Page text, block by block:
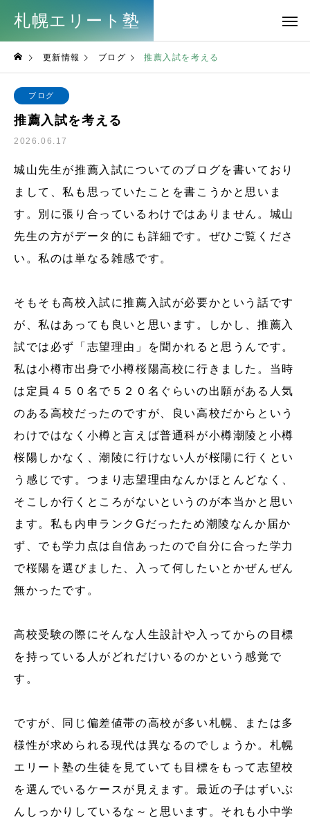
札幌エリート塾
更新情報 ブログ 推薦入試を考える
ブログ
推薦入試を考える
2026.06.17
城山先生が推薦入試についてのブログを書いており
まして、私も思っていたことを書こうかと思いま
す。別に張り合っているわけではありません。城山
先生の方がデータ的にも詳細です。ぜひご覧くださ
い。私のは単なる雑感です。
そもそも高校入試に推薦入試が必要かという話です
が、私はあっても良いと思います。しかし、推薦入
試では必ず「志望理由」を聞かれると思うんです。
私は小樽市出身で小樽桜陽高校に行きました。当時
は定員４５０名で５２０名ぐらいの出願がある人気
のある高校だったのですが、良い高校だからという
わけではなく小樽と言えば普通科が小樽潮陵と小樽
桜陽しかなく、潮陵に行けない人が桜陽に行くとい
う感じです。つまり志望理由なんかほとんどなく、
そこしか行くところがないというのが本当かと思い
ます。私も内申ランクGだったため潮陵なんか届か
ず、でも学力点は自信あったので自分に合った学力
で桜陽を選びました、入って何したいとかぜんぜん
無かったです。
高校受験の際にそんな人生設計や入ってからの目標
を持っている人がどれだけいるのかという感覚で
す。
ですが、同じ偏差値帯の高校が多い札幌、または多
様性が求められる現代は異なるのでしょうか。札幌
エリート塾の生徒を見ていても目標をもって志望校
を選んでいるケースが見えます。最近の子はずいぶ
んしっかりしているな～と思います。それも小中学